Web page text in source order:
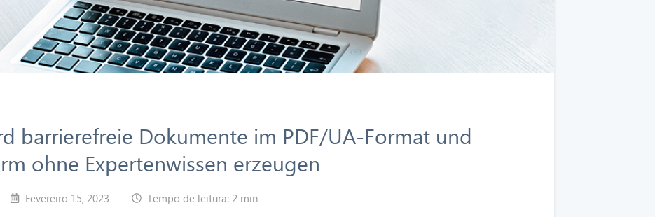
barrierefreie Dokumente im PDF/UA-Format und
ohne Expertenwissen erzeugen
Fevereiro 15, 2023 Tempo de leitura: 2 min